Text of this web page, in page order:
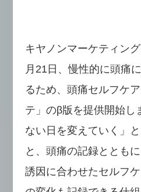
キヤノンマーケティン
月21日、慢性的に頭痛
るため、頭痛セルフケ
テ」のβ版を提供開始し
ない日を変えていく」
と、頭痛の記録ととも
誘因に合わせたセルフ